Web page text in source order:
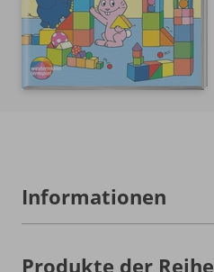
Informationen
Produkte der Reihe